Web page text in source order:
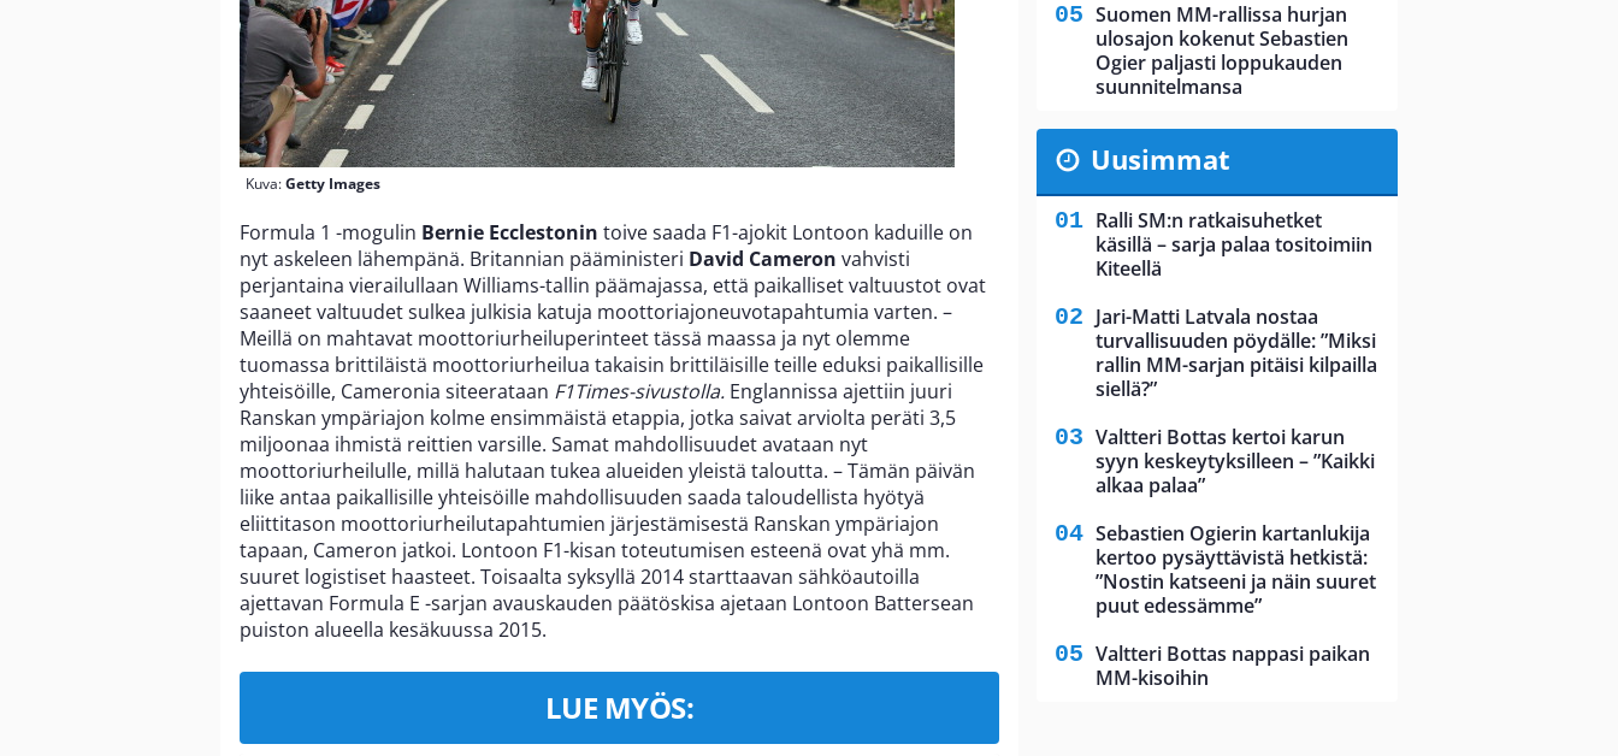
Kuva:Getty Images
Formula 1 -mogulin Bernie Ecclestonin toive saada F1-ajokit Lontoon kaduille on
nyt askeleen lähempänä. Britannian pääministeri David Cameron vahvisti
perjantaina vierailullaan Williams-tallin päämajassa, että paikalliset valtuustot ovat
saaneet valtuudet sulkea julkisia katuja moottoriajoneuvotapahtumia varten. –
Meillä on mahtavat moottoriurheiluperinteet tässä maassa ja nyt olemme
tuomassa brittiläistä moottoriurheilua takaisin brittiläisille teille eduksi paikallisille
yhteisöille, Cameronia siteerataan F1Times-sivustolla. Englannissa ajettiin juuri
Ranskan ympäriajon kolme ensimmäistä etappia, jotka saivat arviolta peräti 3,5
miljoonaa ihmistä reittien varsille. Samat mahdollisuudet avataan nyt
moottoriurheilulle, millä halutaan tukea alueiden yleistä taloutta. – Tämän päivän
liike antaa paikallisille yhteisöille mahdollisuuden saada taloudellista hyötyä
eliittitason moottoriurheilutapahtumien järjestämisestä Ranskan ympäriajon
tapaan, Cameron jatkoi. Lontoon F1-kisan toteutumisen esteenä ovat yhä mm.
suuret logistiset haasteet. Toisaalta syksyllä 2014 starttaavan sähköautoilla
ajettavan Formula E -sarjan avauskauden päätöskisa ajetaan Lontoon Battersean
puiston alueella kesäkuussa 2015.
LUE MYÖS:
Suomen MM-rallissa hurjan
ulosajon kokenut Sebastien
Ogier paljasti loppukauden
suunnitelmansa
Uusimmat
Ralli SM:n ratkaisuhetket
käsillä – sarja palaa tositoimiin
Kiteellä
Jari-Matti Latvala nostaa
turvallisuuden pöydälle: ”Miksi
rallin MM-sarjan pitäisi kilpailla
siellä?”
Valtteri Bottas kertoi karun
syyn keskeytyksilleen – ”Kaikki
alkaa palaa”
Sebastien Ogierin kartanlukija
kertoo pysäyttävistä hetkistä:
”Nostin katseeni ja näin suuret
puut edessämme”
Valtteri Bottas nappasi paikan
MM-kisoihin